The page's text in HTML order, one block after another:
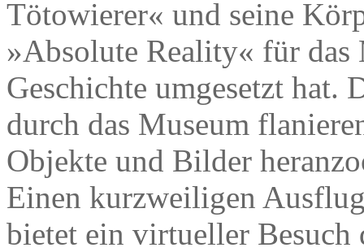
Tötowierer« und seine
»Absolute Reality« für das
Geschichte umgesetzt hat.
durch das Museum
Objekte und Bilder
Einen kurzweiligen
bietet ein virtueller Besuch